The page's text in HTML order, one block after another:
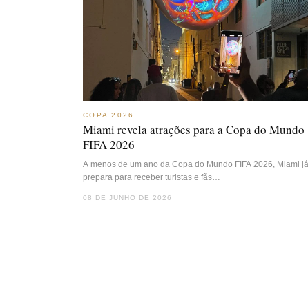
COPA 2026
Miami revela atrações para a Copa do Mundo
FIFA 2026
A menos de um ano da Copa do Mundo FIFA 2026, Miami
prepara para receber turistas e fãs…
08 DE JUNHO DE 2026